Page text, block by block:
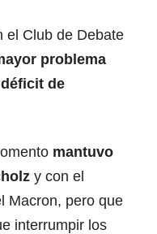
el Club de Debate
problema
de
mantuvo
y con el
Macron, pero que
interrumpir los